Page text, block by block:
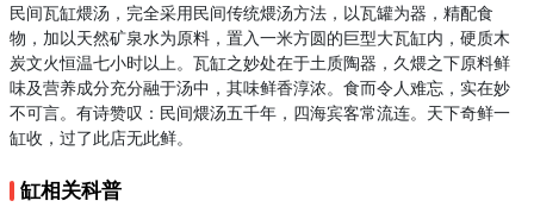
民间瓦缸煨汤，完全采用民间传统煨汤方法，以瓦罐为器，精配食
物，加以天然矿泉水为原料，置入一米方圆的巨型大瓦缸内，硬质木
炭文火恒温七小时以上。瓦缸之妙处在于土质陶器，久煨之下原料鲜
味及营养成分充分融于汤中，其味鲜香淳浓。食而令人难忘，实在妙
不可言。有诗赞叹：民间煨汤五千年，四海宾客常流连。天下奇鲜一
缸收，过了此店无此鲜。
缸相关科普